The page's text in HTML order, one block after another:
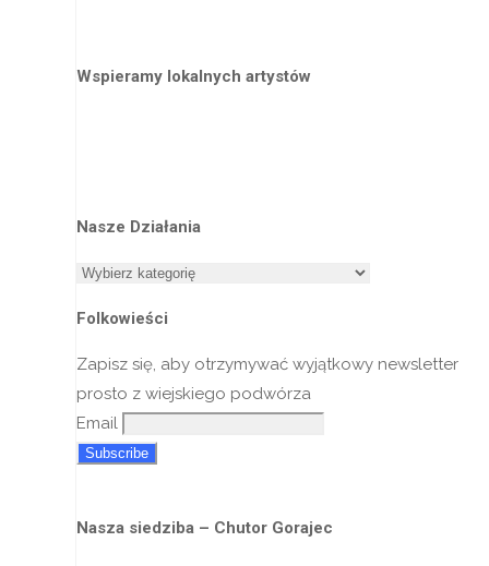
Wspieramy lokalnych artystów
Nasze Działania
Nasze
Folkowieści
Zapisz się, aby otrzymywać wyjątkowy newsletter
prosto z wiejskiego podwórza
Email
Nasza siedziba – Chutor Gorajec